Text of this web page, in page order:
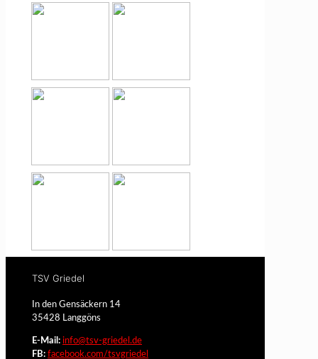
TSV Griedel
In den Gensäckern 14
35428 Langgöns
E-Mail: info@tsv-griedel.de
FB: facebook.com/tsvgriedel